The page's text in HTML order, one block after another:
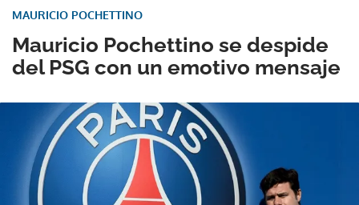
Mauricio Pochettino se despide
del PSG con un emotivo mensaje
MAURICIO POCHETTINO